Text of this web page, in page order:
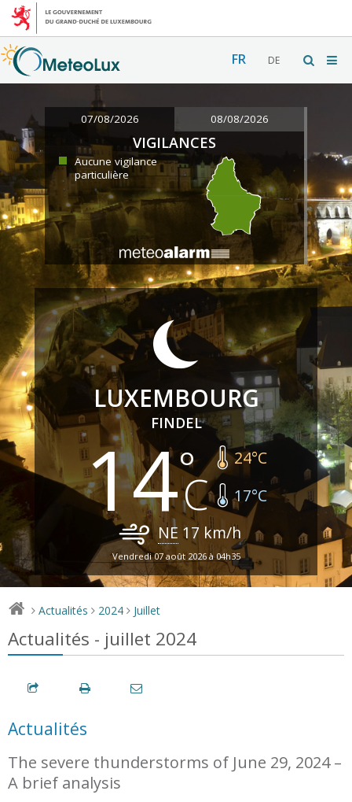
FR DE
07/08/2026 08/08/2026
VIGILANCES
Aucune vigilance
particulière
LUXEMBOURG
FINDEL
14 24°C
17°C
NE 17 km/h
Vendredi 07 août 2026 à 04h35
> Actualités > 2024 > Juillet
Actualités - juillet 2024
Actualités
The severe thunderstorms of June 29, 2024 –
A brief analysis